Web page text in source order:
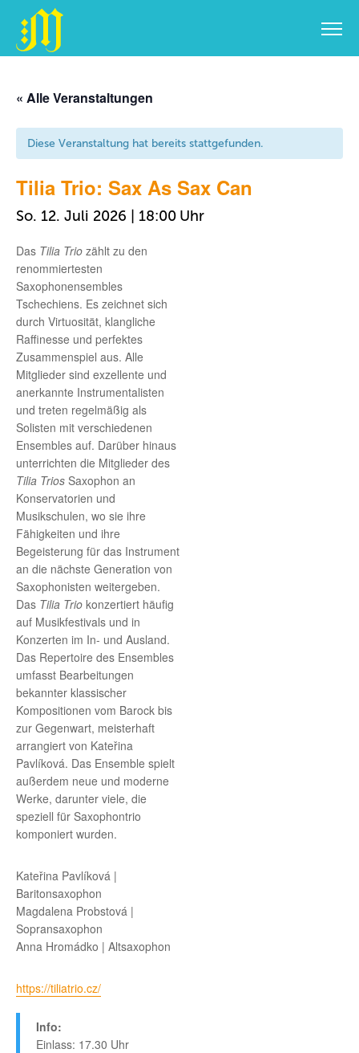
springen
« Alle Veranstaltungen
Diese Veranstaltung hat bereits stattgefunden.
Tilia Trio: Sax As Sax Can
So. 12. Juli 2026 | 18:00
Das Tilia Trio zählt zu den
renommiertesten
Saxophonensembles
Tschechiens. Es zeichnet sich
durch Virtuosität, klangliche
Raffinesse und perfektes
Zusammenspiel aus. Alle
Mitglieder sind exzellente und
anerkannte Instrumentalisten
und treten regelmäßig als
Solisten mit verschiedenen
Ensembles auf. Darüber hinaus
unterrichten die Mitglieder des
Tilia Trios Saxophon an
Konservatorien und
Musikschulen, wo sie ihre
Fähigkeiten und ihre
Begeisterung für das Instrument
an die nächste Generation von
Saxophonisten weitergeben.
Das Tilia Trio konzertiert häufig
auf Musikfestivals und in
Konzerten im In- und Ausland.
Das Repertoire des Ensembles
umfasst Bearbeitungen
bekannter klassischer
Kompositionen vom Barock bis
zur Gegenwart, meisterhaft
arrangiert von Kateřina
Pavlíková. Das Ensemble spielt
außerdem neue und moderne
Werke, darunter viele, die
speziell für Saxophontrio
komponiert wurden.
Kateřina Pavlíková |
Baritonsaxophon
Magdalena Probstová |
Sopransaxophon
Anna Hromádko | Altsaxophon
https://tiliatrio.cz/
Info:
Einlass: 17.30 Uhr